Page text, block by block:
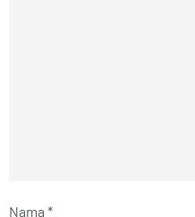
Nama *